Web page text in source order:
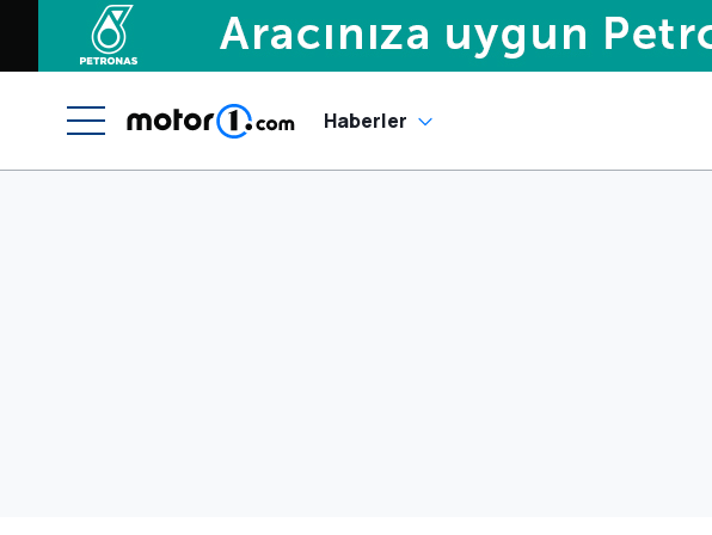
Haberler